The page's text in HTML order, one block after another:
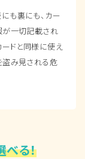
も裏にも、カー
が一切記載され
ードと同様に使え
盗み見される危
る！